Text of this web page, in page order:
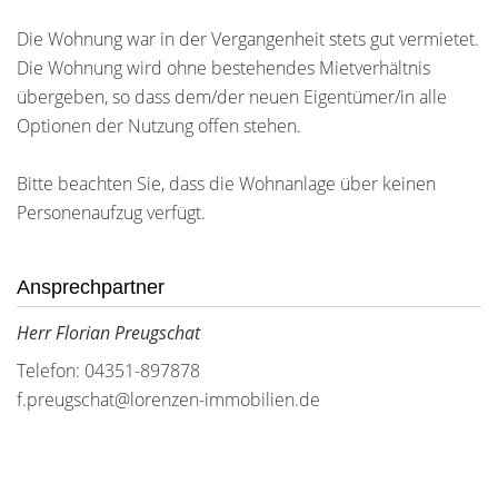
Die Wohnung war in der Vergangenheit stets gut vermietet.
Die Wohnung wird ohne bestehendes Mietverhältnis
übergeben, so dass dem/der neuen Eigentümer/in alle
Optionen der Nutzung offen stehen.
Bitte beachten Sie, dass die Wohnanlage über keinen
Personenaufzug verfügt.
Ansprechpartner
Herr Florian Preugschat
Telefon: 04351-897878
f.preugschat@lorenzen-immobilien.de